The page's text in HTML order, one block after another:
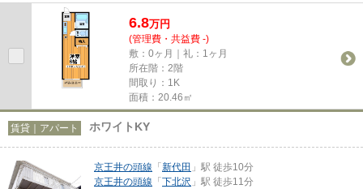
で安心設計☆駅から徒歩4分の好...
6.8万円
(管理費・共益費 -)
敷：0ヶ月｜礼：1ヶ月
所在階：2階
間取り：1K
面積：20.46㎡
賃貸｜アパート ホワイトKY
京王井の頭線 「新代田 」駅 徒歩10分
京王井の頭線 「下北沢 」駅 徒歩11分